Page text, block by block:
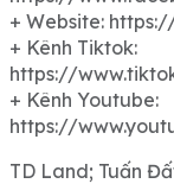
+ Website:
+ Kênh Tiktok:
https://
+ Kênh Youtube:
https://
TD Land; Tuấn